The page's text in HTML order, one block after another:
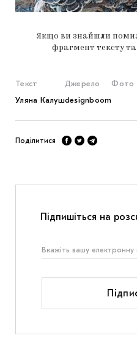
Якщо ви знайшли
фрагмент тексту та
Текст
Уляна Калуш
Джерело
designboom
Фото
Поділитися
Підпишіться на